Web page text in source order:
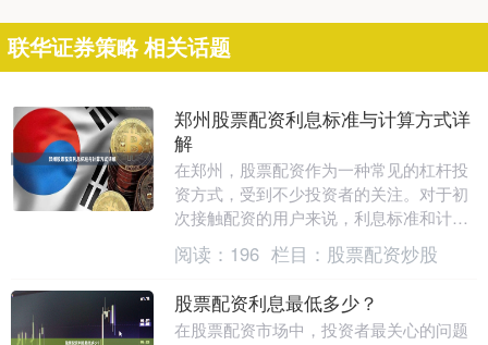
联华证券策略 相关话题
郑州股票配资利息标准与计算方式详
解
在郑州，股票配资作为一种常见的杠杆投
资方式，受到不少投资者的关注。对于初
次接触配资的用户来说，利息标准和计算
方式是核心问题。本文将详细解析郑州股
票配资的利息构成....
阅读： 196 栏目： 股票配资炒股
股票配资利息最低多少？
在股票配资市场中，投资者最关心的问题